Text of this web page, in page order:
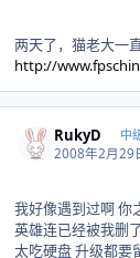
两天了，猫老大一
http://
RukyD 中
2008年2月29
我好像遇到过啊 你
英雄连已经被我删
太吃硬盘 升级都要